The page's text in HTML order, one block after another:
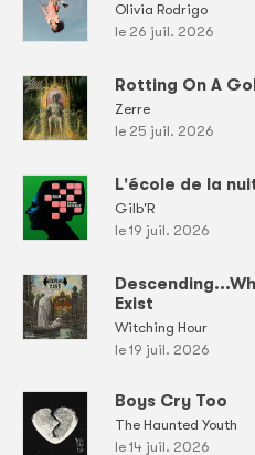
Olivia Rodrigo
le 26 juil. 2026
Rotting On A
Zerre
le 25 juil. 2026
L'école de la
Gilb'R
le 19 juil. 2026
Exist
Witching Hour
le 19 juil. 2026
Boys Cry Too
The Haunted Youth
le 14 juil. 2026